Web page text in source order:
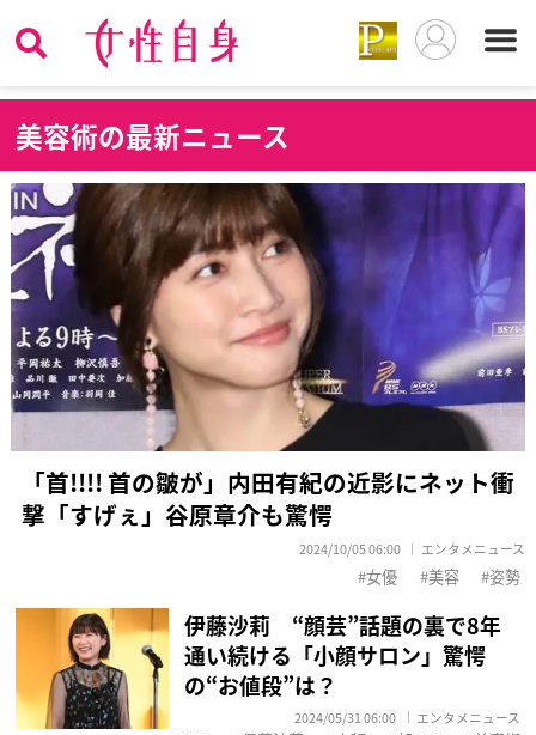
美容術の最新ニュース
「首!!︎!!︎ 首の皺が」内田有紀の近影にネット衝
撃「すげぇ」谷原章介も驚愕
2024/10/05 06:00 エンタメニュース
女優 美容 姿勢
伊藤沙莉 “顔芸”話題の裏で8年
通い続ける「小顔サロン」驚愕
の“お値段”は？
2024/05/31 06:00 エンタメニュース